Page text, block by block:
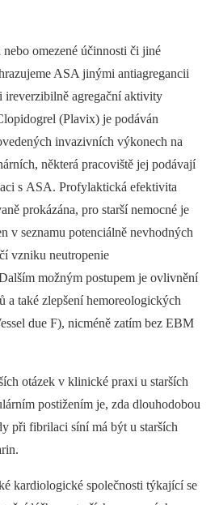
omezené účinnosti či jiné
ASA jinými antiagregancii
agregační aktivity
(Plavix) je podáván
invazivních výkonech na
některá pracoviště jej podávají
s ASA. Profylaktická efektivita
prokázána, pro starší nemocné je
v seznamu potenciálně nevhodných
vzniku neutropenie
možným postupem je ovlivnění
a také zlepšení hemoreologických
due F), nicméně zatím bez EBM
otázek v klinické praxi u starších
postižením je, zda dlouhodobou
při fibrilaci síní má být u starších
kardiologické společnosti týkající se